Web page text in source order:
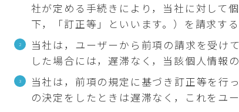
社が定める手続きにより，当社に対して
下，「訂正等」といいます。）を請求する
当社は，ユーザーから前項の請求を受け
した場合には，遅滞なく，当該個人情報
当社は，前項の規定に基づき訂正等を行
の決定をしたときは遅滞なく，これをユ